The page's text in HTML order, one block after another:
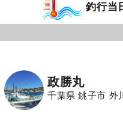
釣行当
政勝丸
千葉県 銚子市 外